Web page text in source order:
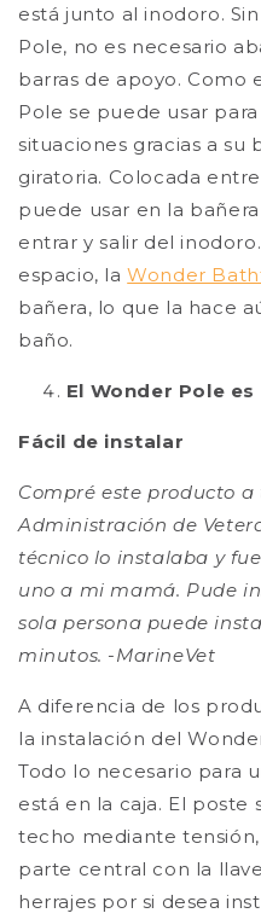
está junto al inodoro.
Pole, no es necesario
barras de apoyo. Como
Pole se puede usar
situaciones gracias a su
giratoria. Colocada
puede usar en la
entrar y salir del
espacio, laWonder
bañera, lo que la hace
baño.
El Wonder Pole
Fácil de instalar
Compré este producto a
Administración de
técnico lo instalaba y
uno a mi mamá. Pude
sola persona puede
minutos. -MarineVet
A diferencia de los
la instalación del
Todo lo necesario para
está en la caja. El poste
techo mediante
parte central con la
herrajes por si desea